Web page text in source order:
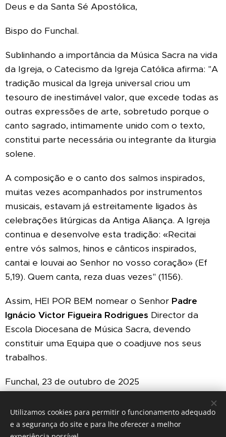
Deus e da Santa Sé Apostólica,
Bispo do Funchal.
Sublinhando a importância da Música Sacra na vida
da Igreja, o Catecismo da Igreja Católica afirma: "A
tradição musical da Igreja universal criou um
tesouro de inestimável valor, que excede todas as
outras expressões de arte, sobretudo porque o
canto sagrado, intimamente unido com o texto,
constitui parte necessária ou integrante da liturgia
solene.
A composição e o canto dos salmos inspirados,
muitas vezes acompanhados por instrumentos
musicais, estavam já estreitamente ligados às
celebrações litúrgicas da Antiga Aliança. A Igreja
continua e desenvolve esta tradição: «Recitai
entre vós salmos, hinos e cânticos inspirados,
cantai e louvai ao Senhor no vosso coração» (Ef
5,19). Quem canta, reza duas vezes" (1156).
Assim, HEI POR BEM nomear o Senhor Padre
Ignácio Victor Figueira Rodrigues Director da
Escola Diocesana de Música Sacra, devendo
constituir uma Equipa que o coadjuve nos seus
trabalhos.
Funchal, 23 de outubro de 2025
Utilizamos cookies para permitir o funcionamento adequado
e a segurança do site e para lhe oferecer a melhor